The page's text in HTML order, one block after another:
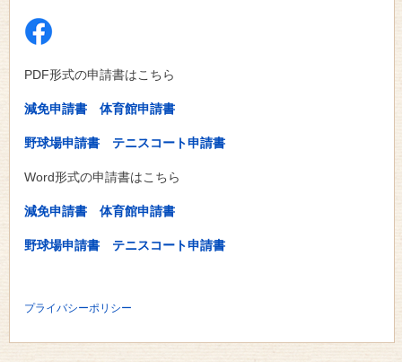
PDF形式の申請書はこちら
減免申請書 体育館申請書
野球場申請書 テニスコート申請書
Word形式の申請書はこちら
減免申請書 体育館申請書
野球場申請書 テニスコート申請書
プライバシーポリシー